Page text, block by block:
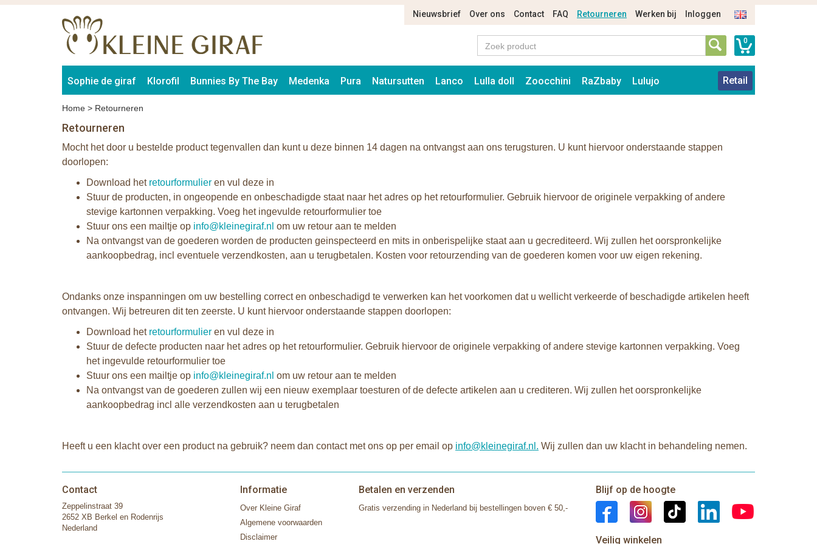
Nieuwsbrief Over ons Contact FAQ Retourneren Werken bij Inloggen
0
Sophie de giraf Klorofil Bunnies By The Bay Medenka Pura Natursutten Lanco Lulla doll Zoocchini RaZbaby Lulujo Retail
Home > Retourneren
Retourneren
Mocht het door u bestelde product tegenvallen dan kunt u deze binnen 14 dagen na ontvangst aan ons terugsturen. U kunt hiervoor onderstaande stappen
doorlopen:
Download het retourformulier en vul deze in
Stuur de producten, in ongeopende en onbeschadigde staat naar het adres op het retourformulier. Gebruik hiervoor de originele verpakking of andere
stevige kartonnen verpakking. Voeg het ingevulde retourformulier toe
Stuur ons een mailtje op info@kleinegiraf.nl om uw retour aan te melden
Na ontvangst van de goederen worden de producten geinspecteerd en mits in onberispelijke staat aan u gecrediteerd. Wij zullen het oorspronkelijke
aankoopbedrag, incl eventuele verzendkosten, aan u terugbetalen. Kosten voor retourzending van de goederen komen voor uw eigen rekening.
Ondanks onze inspanningen om uw bestelling correct en onbeschadigd te verwerken kan het voorkomen dat u wellicht verkeerde of beschadigde artikelen heeft
ontvangen. Wij betreuren dit ten zeerste. U kunt hiervoor onderstaande stappen doorlopen:
Download het retourformulier en vul deze in
Stuur de defecte producten naar het adres op het retourformulier. Gebruik hiervoor de originele verpakking of andere stevige kartonnen verpakking. Voeg
het ingevulde retourformulier toe
Stuur ons een mailtje op info@kleinegiraf.nl om uw retour aan te melden
Na ontvangst van de goederen zullen wij een nieuw exemplaar toesturen of de defecte artikelen aan u crediteren. Wij zullen het oorspronkelijke
aankoopbedrag incl alle verzendkosten aan u terugbetalen
Heeft u een klacht over een product na gebruik? neem dan contact met ons op per email op info@kleinegiraf.nl. Wij zullen dan uw klacht in behandeling nemen.
Contact
Zeppelinstraat 39
2652 XB Berkel en Rodenrijs
Nederland
Informatie
Over Kleine Giraf
Algemene voorwaarden
Disclaimer
Betalen en verzenden
Gratis verzending in Nederland bij bestellingen boven € 50,-
Blijf op de hoogte
Veilig winkelen